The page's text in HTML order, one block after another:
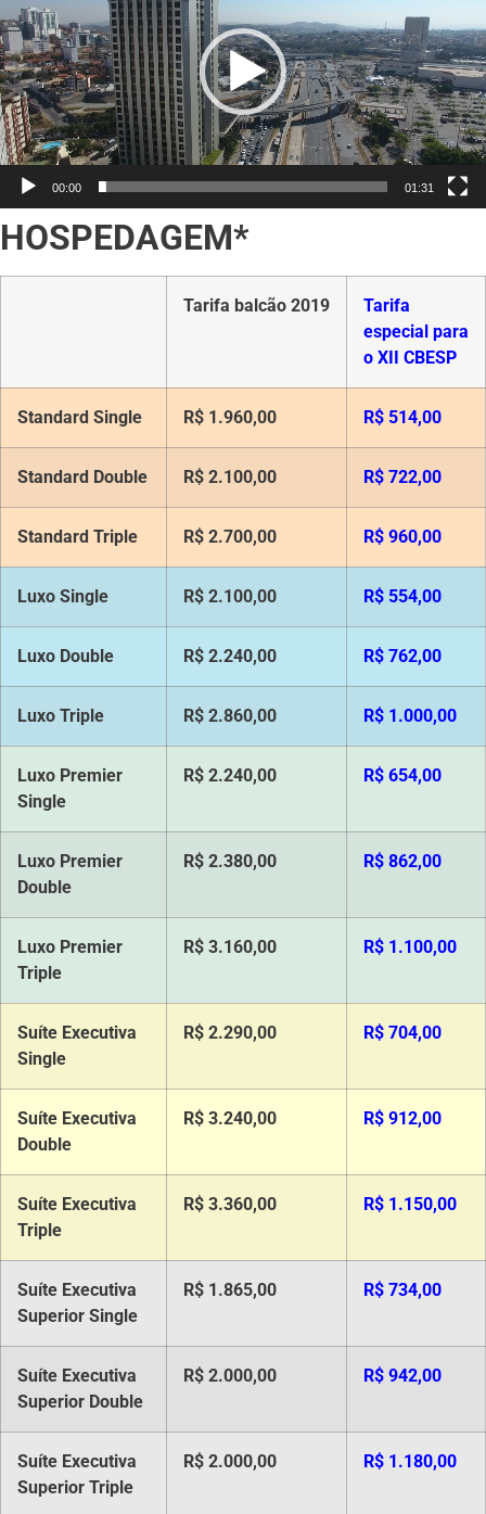
vídeo
00:00 01:31
HOSPEDAGEM*
Tarifa balcão 2019
Tarifa
especial para
o XII CBESP
Standard Single R$ 1.960,00 R$ 514,00
Standard Double R$ 2.100,00 R$ 722,00
Standard Triple R$ 2.700,00 R$ 960,00
Luxo Single R$ 2.100,00 R$ 554,00
Luxo Double R$ 2.240,00 R$ 762,00
Luxo Triple R$ 2.860,00 R$ 1.000,00
Luxo Premier
Single
R$ 2.240,00 R$ 654,00
Luxo Premier
Double
R$ 2.380,00 R$ 862,00
Luxo Premier
Triple
R$ 3.160,00 R$ 1.100,00
Suíte Executiva
Single
R$ 2.290,00 R$ 704,00
Suíte Executiva
Double
R$ 3.240,00 R$ 912,00
Suíte Executiva
Triple
R$ 3.360,00 R$ 1.150,00
Suíte Executiva
Superior Single
R$ 1.865,00 R$ 734,00
Suíte Executiva
Superior Double
R$ 2.000,00 R$ 942,00
Suíte Executiva
Superior Triple
R$ 2.000,00 R$ 1.180,00